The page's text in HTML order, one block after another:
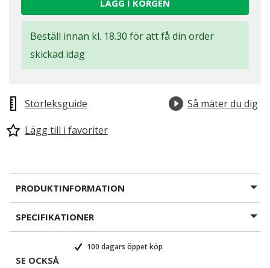
LÄGG I KORGEN
Beställ innan kl. 18.30 för att få din order
skickad idag
Storleksguide
Så mäter du dig
Lägg till i favoriter
PRODUKTINFORMATION
SPECIFIKATIONER
100 dagars öppet köp
SE OCKSÅ